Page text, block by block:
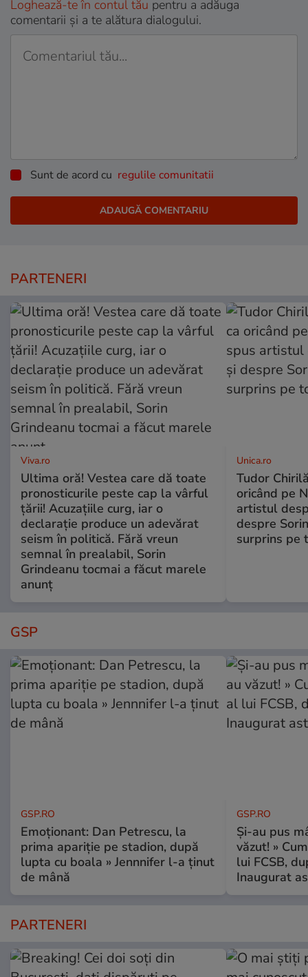
Loghează-te în contul tău pentru a adăuga
comentarii și a te alătura dialogului.
Sunt de acord cu regulile comunitatii
PARTENERI
Viva.ro
Ultima oră! Vestea care dă toate
pronosticurile peste cap la vârful
țării! Acuzațiile curg, iar o
declarație produce un adevărat
seism în politică. Fără vreun
semnal în prealabil, Sorin
Grindeanu tocmai a făcut marele
anunț
Unica.ro
Tudor
oricând pe
artistul
despre
surprins pe
GSP
GSP.RO
Emoționant: Dan Petrescu, la
prima apariție pe stadion, după
lupta cu boala » Jennnifer l-a ținut
de mână
GSP.RO
Și-au pus
văzut! »
lui FCSB,
Inaugurat
PARTENERI